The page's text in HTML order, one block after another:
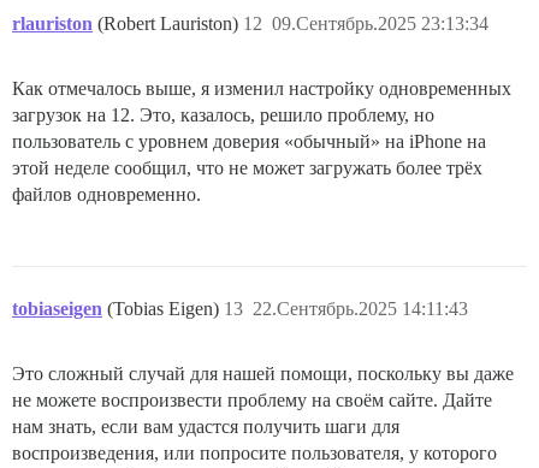
rlauriston (Robert Lauriston) 09.Сентябрь.2025 23:13:34
12
Как отмечалось выше, я изменил настройку одновременных
загрузок на 12. Это, казалось, решило проблему, но
пользователь с уровнем доверия «обычный» на iPhone на
этой неделе сообщил, что не может загружать более трёх
файлов одновременно.
tobiaseigen (Tobias Eigen) 22.Сентябрь.2025 14:11:43
13
Это сложный случай для нашей помощи, поскольку вы даже
не можете воспроизвести проблему на своём сайте. Дайте
нам знать, если вам удастся получить шаги для
воспроизведения, или попросите пользователя, у которого